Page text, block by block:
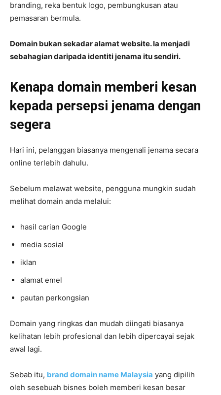
branding, reka bentuk logo, pembungkusan atau
pemasaran bermula.
Domain bukan sekadar alamat website. Ia menjadi
sebahagian daripada identiti jenama itu sendiri.
Kenapa domain memberi kesan
kepada persepsi jenama dengan
segera
Hari ini, pelanggan biasanya mengenali jenama secara
online terlebih dahulu.
Sebelum melawat website, pengguna mungkin sudah
melihat domain anda melalui:
hasil carian Google
media sosial
iklan
alamat emel
pautan perkongsian
Domain yang ringkas dan mudah diingati biasanya
kelihatan lebih profesional dan lebih dipercayai sejak
awal lagi.
Sebab itu, brand domain name Malaysia yang dipilih
oleh sesebuah bisnes boleh memberi kesan besar